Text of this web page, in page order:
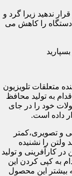
ندهید زیرا گرد و
را کاهش می
متعلقات تلویزیون
ایران اقدام به تولید محافظ
خود را در جای
داده است.
و تصویری،کمتر
را نشنیده
کارآفرینی و تولید
به کپی کردن این
بیشتر این محصول